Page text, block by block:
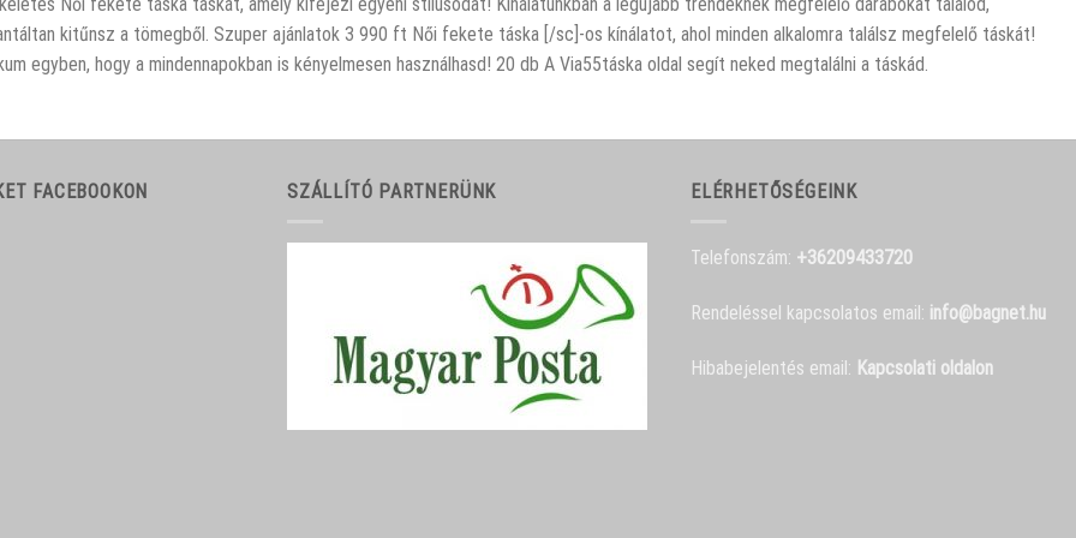
kitűnsz a tömegből. Szuper ajánlatok 3 990 ft Női fekete táska [/sc]-os kínálatot, ahol minden alkalomra találsz megfelelő táskát!
egyben, hogy a mindennapokban is kényelmesen használhasd! 20 db A Via55táska oldal segít neked megtalálni a táskád.
FACEBOOKON SZÁLLÍTÓ PARTNERÜNK ELÉRHETŐSÉGEINK
Telefonszám: +36209433720
Rendeléssel kapcsolatos email: info@bagnet.hu
Hibabejelentés email: Kapcsolati oldalon